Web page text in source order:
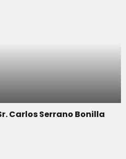
Carlos Serrano Bonilla